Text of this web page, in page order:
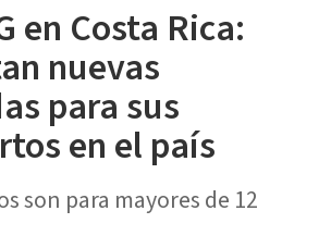
en Costa Rica:
nuevas
para sus
en el país
son para mayores de 12